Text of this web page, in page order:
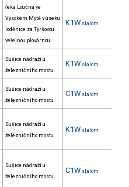
řeka Loučná ve
Vysokém Mýtě v úseku
loděnice za Tyršovou
veřejnou plovárnou
K1W slalom
Sušice nádraží u
železničního mostu.
K1W slalom
Sušice nádraží u
železničního mostu.
C1W slalom
Sušice nádraží u
železničního mostu.
K1W slalom
Sušice nádraží u
železničního mostu.
C1W slalom